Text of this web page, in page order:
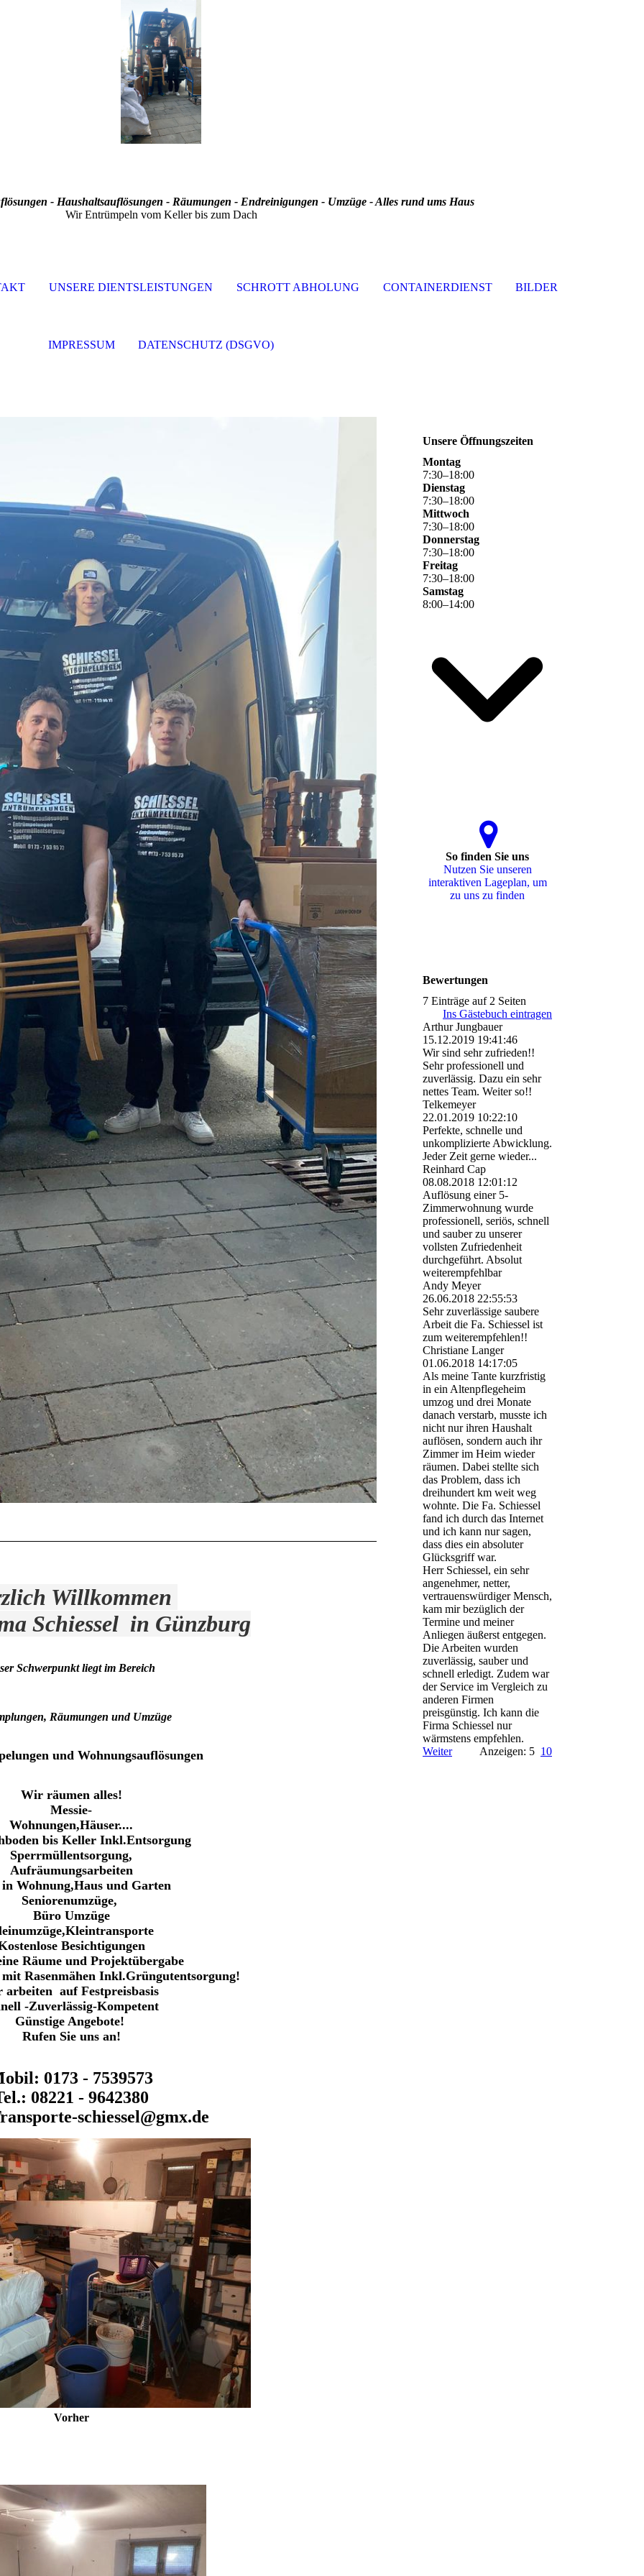
- Haushaltsauflösungen - Räumungen - Endreinigungen - Umzüge - Alles rund ums Haus
Wir Entrümpeln vom Keller bis zum Dach
UNSERE DIENTSLEISTUNGEN SCHROTT ABHOLUNG CONTAINERDIENST BILDER
IMPRESSUM DATENSCHUTZ (DSGVO)
Willkommen
Schiessel in Günzburg
Schwerpunkt liegt im Bereich
Räumungen und Umzüge
und Wohnungsauflösungen
Wir räumen alles!
Messie-
Wohnungen,Häuser....
bis Keller Inkl.Entsorgung
Sperrmüllentsorgung,
Aufräumungsarbeiten
Wohnung,Haus und Garten
Seniorenumzüge,
Büro Umzüge
Besichtigungen
Räume und Projektübergabe
mit Rasenmähen Inkl.Grüngutentsorgung!
arbeiten auf Festpreisbasis
-Zuverlässig-Kompetent
Günstige Angebote!
Rufen Sie uns an!
0173 - 7539573
08221 - 9642380
schiessel@gmx.de
Vorher
Unsere Öffnungszeiten
Montag
7:30–18:00
Dienstag
7:30–18:00
Mittwoch
7:30–18:00
Donnerstag
7:30–18:00
Freitag
7:30–18:00
Samstag
8:00–14:00
So finden Sie uns
Nutzen Sie unseren
interaktiven La­ge­plan, um
zu uns zu finden
Bewertungen
7 Einträge auf 2 Seiten
Ins Gästebuch eintragen
Arthur Jungbauer
15.12.2019 19:41:46
Wir sind sehr zufrieden!!
Sehr professionell und
zuverlässig. Dazu ein sehr
nettes Team. Weiter so!!
Telkemeyer
22.01.2019 10:22:10
Perfekte, schnelle und
unkomplizierte Abwicklung.
Jeder Zeit gerne wieder...
Reinhard Cap
08.08.2018 12:01:12
Auflösung einer 5-
Zimmerwohnung wurde
professionell, seriös, schnell
und sauber zu unserer
vollsten Zufriedenheit
durchgeführt. Absolut
weiterempfehlbar
Andy Meyer
26.06.2018 22:55:53
Sehr zuverlässige saubere
Arbeit die Fa. Schiessel ist
zum weiterempfehlen!!
Christiane Langer
01.06.2018 14:17:05
Als meine Tante kurzfristig
in ein Altenpflegeheim
umzog und drei Monate
danach verstarb, musste ich
nicht nur ihren Haushalt
auflösen, sondern auch ihr
Zimmer im Heim wieder
räumen. Dabei stellte sich
das Problem, dass ich
dreihundert km weit weg
wohnte. Die Fa. Schiessel
fand ich durch das Internet
und ich kann nur sagen,
dass dies ein absoluter
Glücksgriff war.
Herr Schiessel, ein sehr
angenehmer, netter,
vertrauenswürdiger Mensch,
kam mir bezüglich der
Termine und meiner
Anliegen äußerst entgegen.
Die Arbeiten wurden
zuverlässig, sauber und
schnell erledigt. Zudem war
der Service im Vergleich zu
anderen Firmen
preisgünstig. Ich kann die
Firma Schiessel nur
wärmstens empfehlen.
Weiter
Anzeigen: 5 10